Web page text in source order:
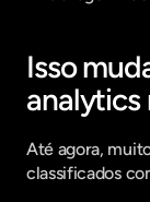
Isso
analytics
Até agora,
classificados